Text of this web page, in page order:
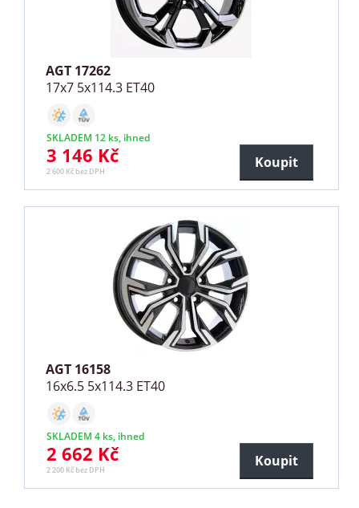
AGT 17262
17x7 5x114.3 ET40
SKLADEM 12 ks, ihned
3 146 Kč
2 600 Kč bez DPH
Koupit
AGT 16158
16x6.5 5x114.3 ET40
SKLADEM 4 ks, ihned
2 662 Kč
2 200 Kč bez DPH
Koupit